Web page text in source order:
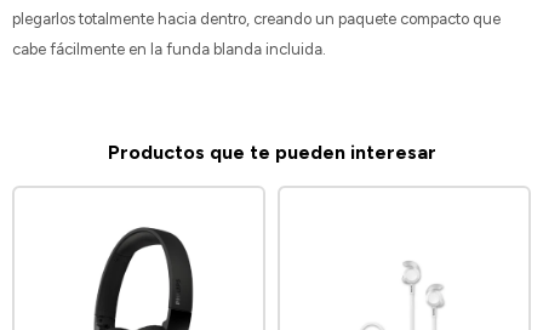
plegarlos totalmente hacia dentro, creando un paquete compacto que
cabe fácilmente en la funda blanda incluida.
Productos que te pueden interesar